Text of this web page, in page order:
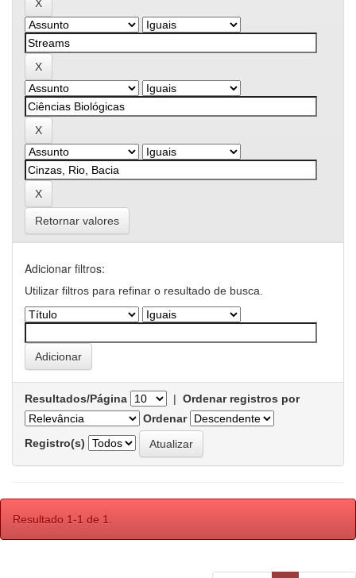
Retornar valores
Adicionar filtros:
Utilizar filtros para refinar o resultado de busca.
Resultados/Página | Ordenar registros por
Ordenar
Registro(s)
Resultado 1-1 de 1.